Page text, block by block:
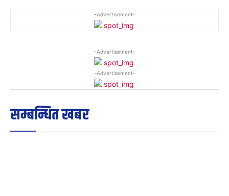
-Advertisement-
-Advertisement-
-Advertisement-
सम्बन्धित खबर